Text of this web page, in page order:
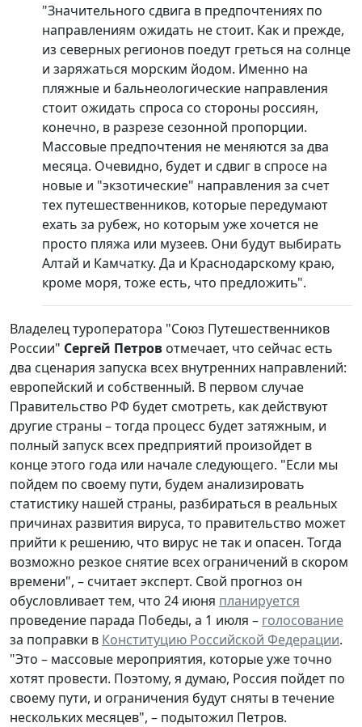
"Значительного сдвига в предпочтениях по
направлениям ожидать не стоит. Как и прежде,
из северных регионов поедут греться на солнце
и заряжаться морским йодом. Именно на
пляжные и бальнеологические направления
стоит ожидать спроса со стороны россиян,
конечно, в разрезе сезонной пропорции.
Массовые предпочтения не меняются за два
месяца. Очевидно, будет и сдвиг в спросе на
новые и "экзотические" направления за счет
тех путешественников, которые передумают
ехать за рубеж, но которым уже хочется не
просто пляжа или музеев. Они будут выбирать
Алтай и Камчатку. Да и Краснодарскому краю,
кроме моря, тоже есть, что предложить".
Владелец туроператора "Союз Путешественников
России" Сергей Петров отмечает, что сейчас есть
два сценария запуска всех внутренних направлений:
европейский и собственный. В первом случае
Правительство РФ будет смотреть, как действуют
другие страны – тогда процесс будет затяжным, и
полный запуск всех предприятий произойдет в
конце этого года или начале следующего. "Если мы
пойдем по своему пути, будем анализировать
статистику нашей страны, разбираться в реальных
причинах развития вируса, то правительство может
прийти к решению, что вирус не так и опасен. Тогда
возможно резкое снятие всех ограничений в скором
времени", – считает эксперт. Свой прогноз он
обусловливает тем, что 24 июня планируется
проведение парада Победы, а 1 июля – голосование
за поправки в Конституцию Российской Федерации.
"Это – массовые мероприятия, которые уже точно
хотят провести. Поэтому, я думаю, Россия пойдет по
своему пути, и ограничения будут сняты в течение
нескольких месяцев", – подытожил Петров.